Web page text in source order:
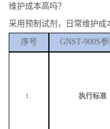
维护成本高吗？
采用预制试剂，日常维护成
序号 GNST-900S
1. 执行标准